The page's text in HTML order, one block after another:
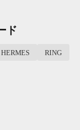
ド
HERMES RING